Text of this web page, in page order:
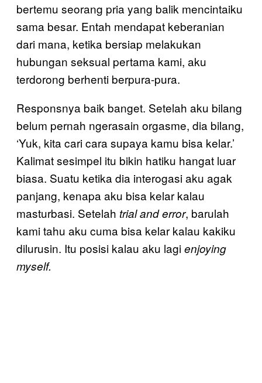
bertemu seorang pria yang balik mencintaiku
sama besar. Entah mendapat keberanian
dari mana, ketika bersiap melakukan
hubungan seksual pertama kami, aku
terdorong berhenti berpura-pura.
Responsnya baik banget. Setelah aku bilang
belum pernah ngerasain orgasme, dia bilang,
‘Yuk, kita cari cara supaya kamu bisa kelar.’
Kalimat sesimpel itu bikin hatiku hangat luar
biasa. Suatu ketika dia interogasi aku agak
panjang, kenapa aku bisa kelar kalau
masturbasi. Setelah trial and error, barulah
kami tahu aku cuma bisa kelar kalau kakiku
dilurusin. Itu posisi kalau aku lagienjoying
myself.